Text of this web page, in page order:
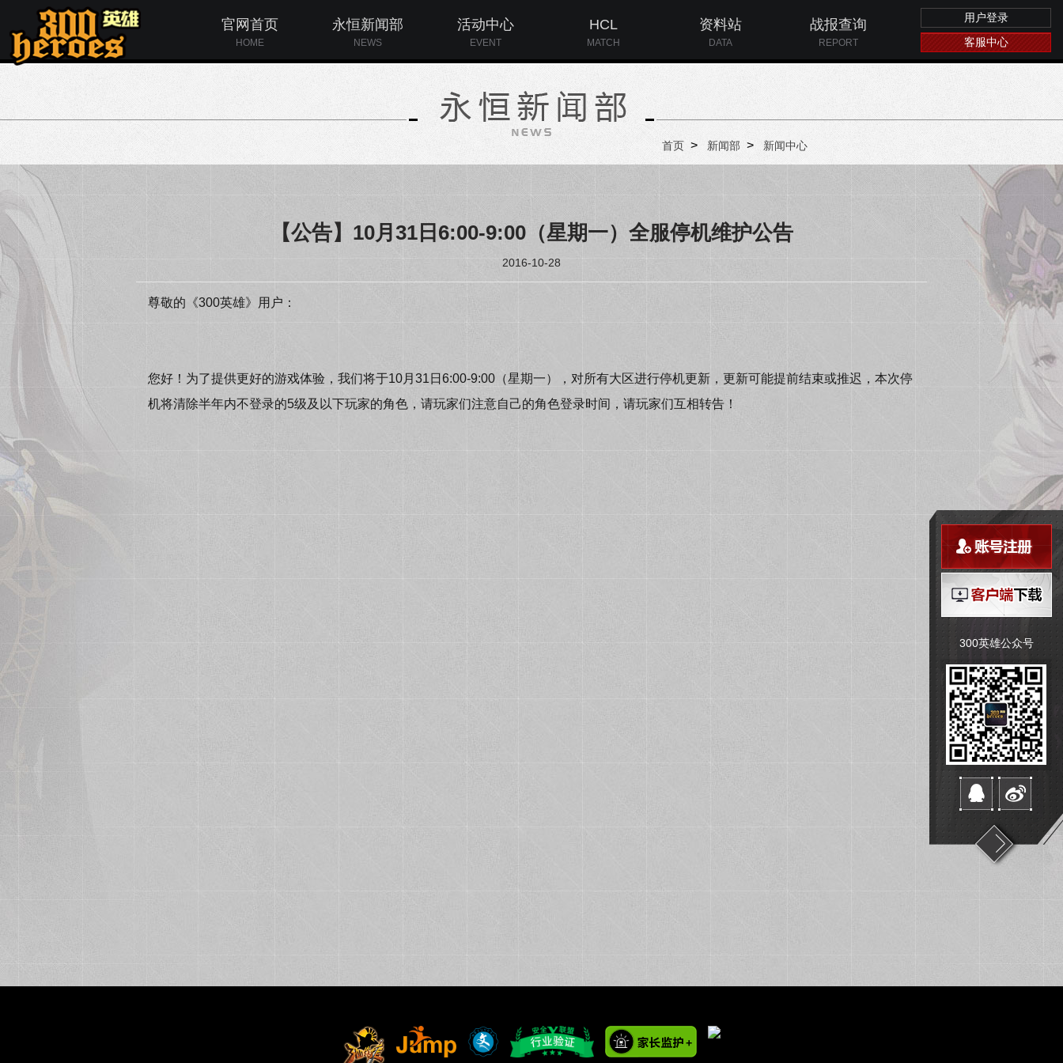
官网首页
HOME
永恒新闻部
NEWS
活动中心
EVENT
HCL
MATCH
资料站
DATA
战报查询
REPORT
用户登录
客服中心
首页 > 新闻部 > 新闻中心
【公告】10月31日6:00-9:00（星期一）全服停机维护公告
2016-10-28
尊敬的《300英雄》用户：
您好！为了提供更好的游戏体验，我们将于10月31日6:00-9:00（星期一），对所有大区进行停机更新，更新可能提前结束或推迟，本次停
机将清除半年内不登录的5级及以下玩家的角色，请玩家们注意自己的角色登录时间，请玩家们互相转告！
300英雄公众号